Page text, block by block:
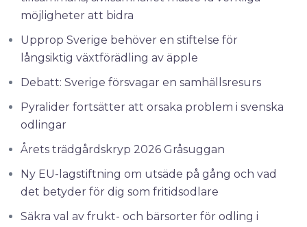
möjligheter att bidra
Upprop Sverige behöver en stiftelse för
långsiktig växtförädling av äpple
Debatt: Sverige försvagar en samhällsresurs
Pyralider fortsätter att orsaka problem i svenska
odlingar
Årets trädgårdskryp 2026 Gråsuggan
Ny EU-lagstiftning om utsäde på gång och vad
det betyder för dig som fritidsodlare
Säkra val av frukt- och bärsorter för odling i